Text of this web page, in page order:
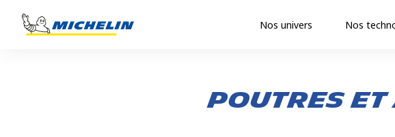
Nos univers Nos
Poutres